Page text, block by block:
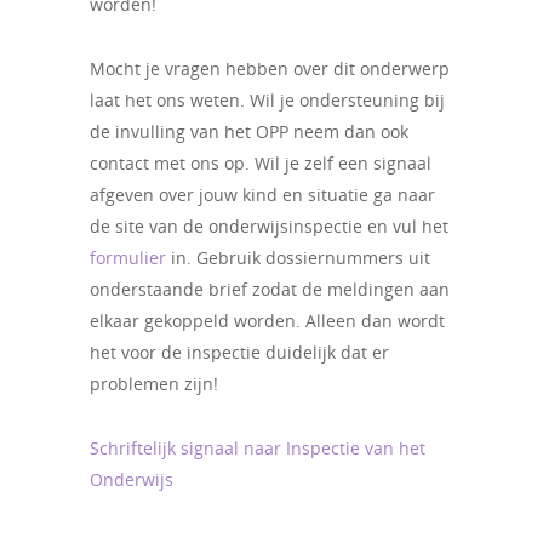
Mocht je vragen hebben over dit onderwerp
laat het ons weten. Wil je ondersteuning bij
de invulling van het OPP neem dan ook
contact met ons op. Wil je zelf een signaal
afgeven over jouw kind en situatie ga naar
de site van de onderwijsinspectie en vul het
formulier in. Gebruik dossiernummers uit
onderstaande brief zodat de meldingen aan
elkaar gekoppeld worden. Alleen dan wordt
het voor de inspectie duidelijk dat er
problemen zijn!
Schriftelijk signaal naar Inspectie van het
Onderwijs